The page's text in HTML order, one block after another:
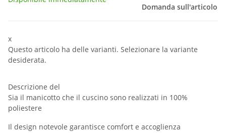
Domanda sull'articolo
x
Questo articolo ha delle varianti. Selezionare la variante
desiderata.
Descrizione del
Sia il manicotto che il cuscino sono realizzati in 100%
poliestere
Il design notevole garantisce comfort e accoglienza